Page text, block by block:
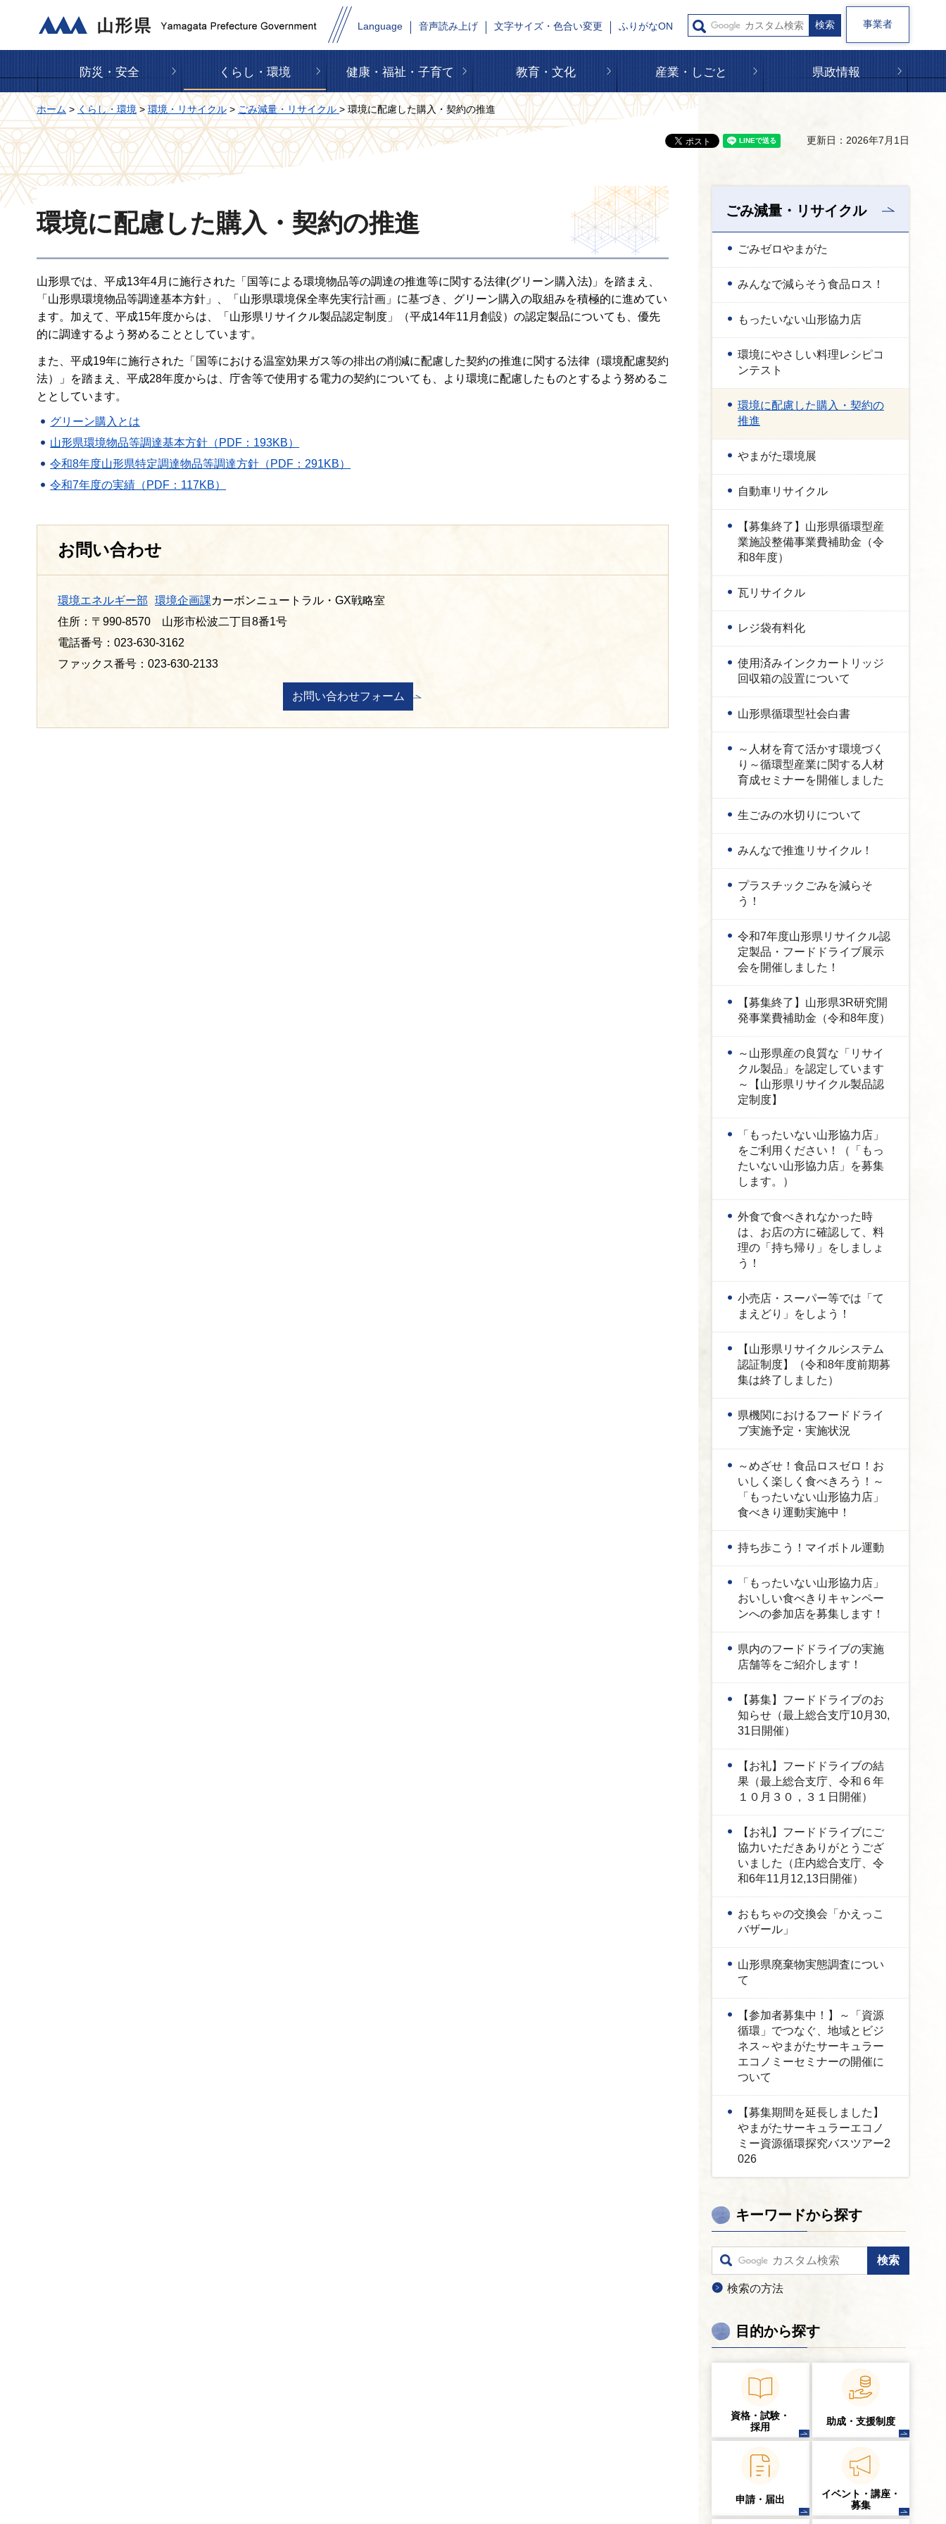
山形県 Language 音声読み上げ 文字サイズ・色合い変更 ふりがなON 事業者
防災・安全 くらし・環境 健康・福祉・子育て 教育・文化 産業・しごと 県政情報
ホーム>くらし・環境 >環境・リサイクル>ごみ減量・リサイクル > 環境に配慮した購入・契約の推進
更新日：2026年7月1日
環境に配慮した購入・契約の推進
山形県では、平成13年4月に施行された「国等による環境物品等の調達の推進等に関する法律(グリーン購入法)」を踏まえ、
「山形県環境物品等調達基本方針」、「山形県環境保全率先実行計画」に基づき、グリーン購入の取組みを積極的に進めてい
ます。加えて、平成15年度からは、「山形県リサイクル製品認定制度」（平成14年11月創設）の認定製品についても、優先
的に調達するよう努めることとしています。
また、平成19年に施行された「国等における温室効果ガス等の排出の削減に配慮した契約の推進に関する法律（環境配慮契約
法）」を踏まえ、平成28年度からは、庁舎等で使用する電力の契約についても、より環境に配慮したものとするよう努めるこ
ととしています。
グリーン購入とは
山形県環境物品等調達基本方針（PDF：193KB）
令和8年度山形県特定調達物品等調達方針（PDF：291KB）
令和7年度の実績（PDF：117KB）
お問い合わせ
環境エネルギー部 環境企画課カーボンニュートラル・GX戦略室
住所：〒990-8570 山形市松波二丁目8番1号
電話番号：023-630-3162
ファックス番号：023-630-2133
ごみ減量・リサイクル
ごみゼロやまがた
みんなで減らそう食品ロス！
もったいない山形協力店
環境にやさしい料理レシピコ
ンテスト
環境に配慮した購入・契約の
推進
やまがた環境展
自動車リサイクル
【募集終了】山形県循環型産
業施設整備事業費補助金（令
和8年度）
瓦リサイクル
レジ袋有料化
使用済みインクカートリッジ
回収箱の設置について
山形県循環型社会白書
～人材を育て活かす環境づく
り～循環型産業に関する人材
育成セミナーを開催しました
生ごみの水切りについて
みんなで推進リサイクル！
プラスチックごみを減らそ
う！
令和7年度山形県リサイクル認
定製品・フードドライブ展示
会を開催しました！
【募集終了】山形県3R研究開
発事業費補助金（令和8年度）
～山形県産の良質な「リサイ
クル製品」を認定しています
～【山形県リサイクル製品認
定制度】
「もったいない山形協力店」
をご利用ください！（「もっ
たいない山形協力店」を募集
します。）
外食で食べきれなかった時
は、お店の方に確認して、料
理の「持ち帰り」をしましょ
う！
小売店・スーパー等では「て
まえどり」をしよう！
【山形県リサイクルシステム
認証制度】（令和8年度前期募
集は終了しました）
県機関におけるフードドライ
ブ実施予定・実施状況
～めざせ！食品ロスゼロ！お
いしく楽しく食べきろう！～
「もったいない山形協力店」
食べきり運動実施中！
持ち歩こう！マイボトル運動
「もったいない山形協力店」
おいしい食べきりキャンペー
ンへの参加店を募集します！
県内のフードドライブの実施
店舗等をご紹介します！
【募集】フードドライブのお
知らせ（最上総合支庁10月30,
31日開催）
【お礼】フードドライブの結
果（最上総合支庁、令和６年
１０月３０，３１日開催）
【お礼】フードドライブにご
協力いただきありがとうござ
いました（庄内総合支庁、令
和6年11月12,13日開催）
おもちゃの交換会「かえっこ
バザール」
山形県廃棄物実態調査につい
て
【参加者募集中！】～「資源
循環」でつなぐ、地域とビジ
ネス～やまがたサーキュラー
エコノミーセミナーの開催に
ついて
【募集期間を延長しました】
やまがたサーキュラーエコノ
ミー資源循環探究バスツアー2
026
キーワードから探す
検索の方法
目的から探す
資格・試験・
採用
助成・支援制度
申請・届出
イベント・講座・
募集